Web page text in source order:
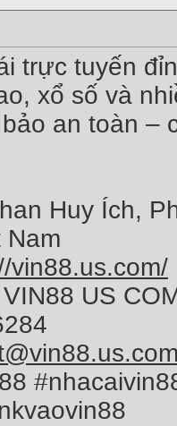
trực tuyến
xổ số và
an toàn –
Huy Ích,
Nam
vin88.us.com/
US